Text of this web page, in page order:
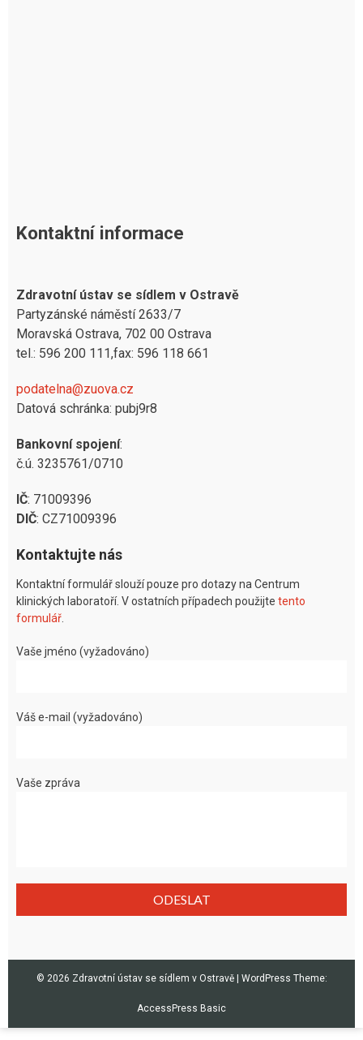
Kontaktní informace
Zdravotní ústav se sídlem v Ostravě
Partyzánské náměstí 2633/7
Moravská Ostrava, 702 00 Ostrava
tel.: 596 200 111,fax: 596 118 661
podatelna@zuova.cz
Datová schránka: pubj9r8
Bankovní spojení:
č.ú. 3235761/0710
IČ: 71009396
DIČ: CZ71009396
Kontaktujte nás
Kontaktní formulář slouží pouze pro dotazy na Centrum
klinických laboratoří. V ostatních případech použijte tento
formulář
Vaše jméno (vyžadováno)
Váš e-mail (vyžadováno)
Vaše zpráva
© 2026 Zdravotní ústav se sídlem v Ostravě | WordPress Theme:
AccessPress Basic